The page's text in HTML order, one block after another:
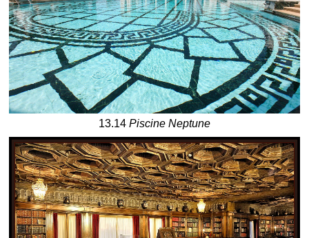
13.14 Piscine Neptune